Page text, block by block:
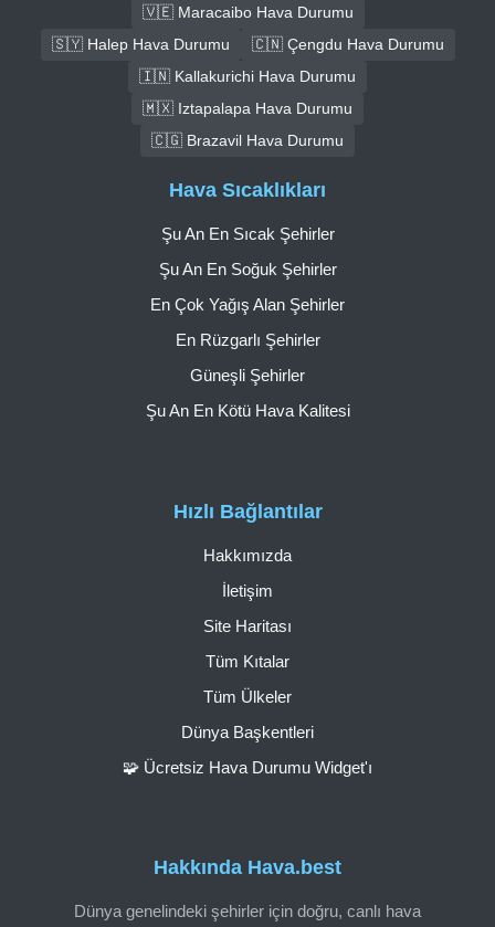
🇻🇪 Maracaibo Hava Durumu
🇸🇾 Halep Hava Durumu
🇨🇳 Çengdu Hava Durumu
🇮🇳 Kallakurichi Hava Durumu
🇲🇽 Iztapalapa Hava Durumu
🇨🇬 Brazavil Hava Durumu
Hakkında Hava.best
Dünya genelindeki şehirler için doğru, canlı hava
Hızlı Bağlantılar
Hakkımızda
İletişim
Site Haritası
Tüm Kıtalar
Tüm Ülkeler
Dünya Başkentleri
🧩 Ücretsiz Hava Durumu Widget'ı
Hava Sıcaklıkları
Şu An En Sıcak Şehirler
Şu An En Soğuk Şehirler
En Çok Yağış Alan Şehirler
En Rüzgarlı Şehirler
Güneşli Şehirler
Şu An En Kötü Hava Kalitesi